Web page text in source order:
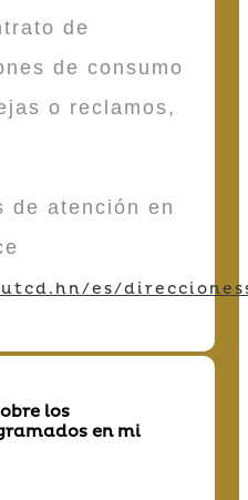
de
de consumo
o reclamos,
de atención en
es/
los
en mi